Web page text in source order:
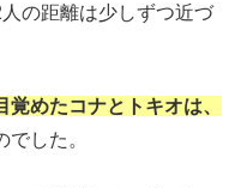
の距離は少しずつ近づ
めたコナとトキオは、
でした。